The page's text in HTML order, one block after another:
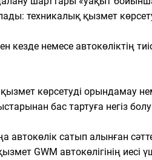
техникалық қызмет
кезде немесе
көрсетуді орындамау
бас тартуға негіз
автокөлік сатып алынған
GWM автокөлігінің